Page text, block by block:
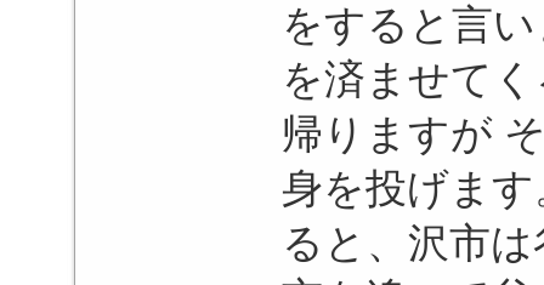
をすると言
を済ませて
帰りますが
身を投げま
ると、沢市